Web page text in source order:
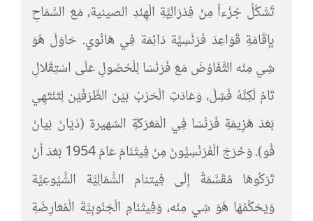
تُشَكِّلُ جُزْءاً مِنْ فِدْرَالِيَّةِ الْهِنْدِ الصينية، مَعَ السَّمَاحِ
بِإِقَامَةِ قَوَاعِدَ فَرَنْسِيَّة دَائِمَة فِي هَانُوي. حَاوَلَ هُوَ
شِي مِنْه التَّفَاوُضَ مَعَ فَرَنْسَا لِلْحُصُولِ عَلَى اسْتِقْلالِ
تَامٌ لَكِنَّهُ فَشِلَ، وَعَادَتِ الْحَرْبُ بَيْنَ الطَّرَفَيْن لِتَنْتَهِي
بَعْدَ هَزِيمَةِ فَرَنْسَا فِي الْمَعْرَكَةِ الشهيرة (دْيَانَ بْيَانْ
فُو). وَخَرَجَ الْفَرَنْسِيُّونَ مِنْ فِيتْنَامَ عَامَ 1954 بَعْدَ أَنْ
تَرَكُوهَا مُقَسَّمَةً إِلَى فِيتنام الشَّمَالِيَّة الشَّيُوعِيَّة
وَيَحْكُمُهَا هُوَ شِي مِنْه، وَفِيتْنَامِ الْجَنُوبِيَّةَ الْمُعَارِضَةِ